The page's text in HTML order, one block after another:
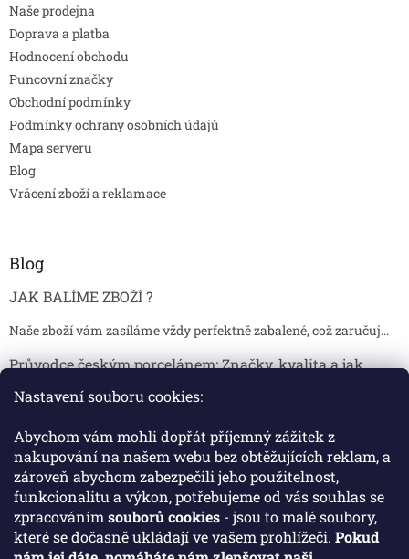
Nastavení souboru cookies:
Abychom vám mohli dopřát příjemný zážitek z
nakupování na našem webu bez obtěžujících reklam, a
zároveň abychom zabezpečili jeho použitelnost,
funkcionalitu a výkon, potřebujeme od vás souhlas se
zpracováním souborů cookies - jsou to malé soubory,
které se dočasně ukládají ve vašem prohlížeči. Pokud
Naše prodejna
Doprava a platba
Hodnocení obchodu
Puncovní značky
Obchodní podmínky
Podmínky ochrany osobních údajů
Mapa serveru
Blog
Vrácení zboží a reklamace
Blog
JAK BALÍME ZBOŽÍ ?
Naše zboží vám zasíláme vždy perfektně zabalené, což zaručuj...
Průvodce českým porcelánem: Značky, kvalita a jak
Jak skladovat broušené sklenice, aby se nepoškodily?
Broušené sklenice jsou symbolem elegance, tradice a luxusu. ...
Facebook